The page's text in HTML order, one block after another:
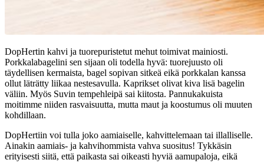
DopHertin kahvi ja tuorepuristetut mehut toimivat mainiosti.
Porkkalabagelini sen sijaan oli todella hyvä: tuorejuusto oli
täydellisen kermaista, bagel sopivan sitkeä eikä porkkalan kanssa
ollut läträtty liikaa nestesavulla. Kaprikset olivat kiva lisä bagelin
väliin. Myös Suvin tempehleipä sai kiitosta. Pannukakuista
moitimme niiden rasvaisuutta, mutta maut ja koostumus oli muuten
kohdillaan.
DopHertiin voi tulla joko aamiaiselle, kahvittelemaan tai illalliselle.
Ainakin aamiais- ja kahvihommista vahva suositus! Tykkäsin
erityisesti siitä, että paikasta sai oikeasti hyviä aamupaloja, eikä